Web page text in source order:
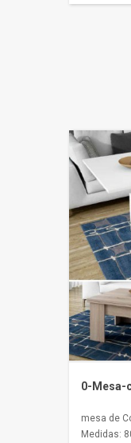
0-Mesa-
mesa de
Medidas: